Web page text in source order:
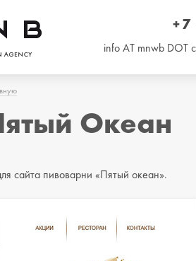
info AT mnwb DOT
Океан
сайта пивоварни «Пятый океан».